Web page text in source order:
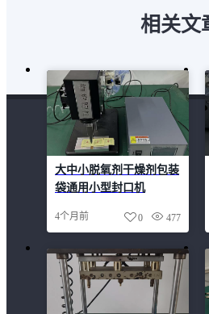
相关文
大中小脱氧剂干燥剂包装
袋通用小型封口机
4个月前 477
0